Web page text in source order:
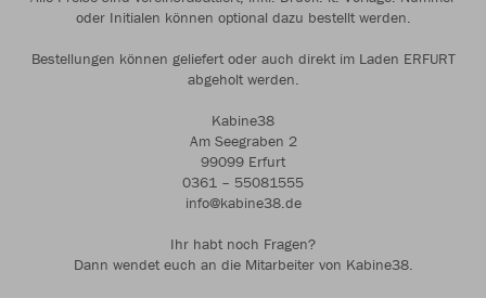
oder Initialen können optional dazu bestellt werden.
Bestellungen können geliefert oder auch direkt im Laden ERFURT
abgeholt werden.
Kabine38
Am Seegraben 2
99099 Erfurt
0361 – 55081555
info@kabine38.de
Ihr habt noch Fragen?
Dann wendet euch an die Mitarbeiter von Kabine38.